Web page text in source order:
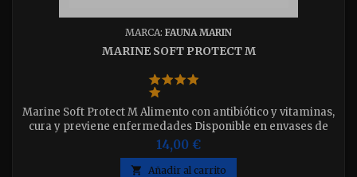
MARCA: FAUNA MARIN
MARINE SOFT PROTECT M
Marine Soft Protect M Alimento con antibiótico y vitaminas,
cura y previene enfermedades Disponible en envases de
100ml "65g." y 250ml "150g.". elija el que desee.
14,00 €
 Añadir al carrito